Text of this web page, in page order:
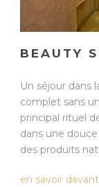
BEAUTY
Un séjour dans
complet sans
principal rituel
dans une
des produits
en savoir